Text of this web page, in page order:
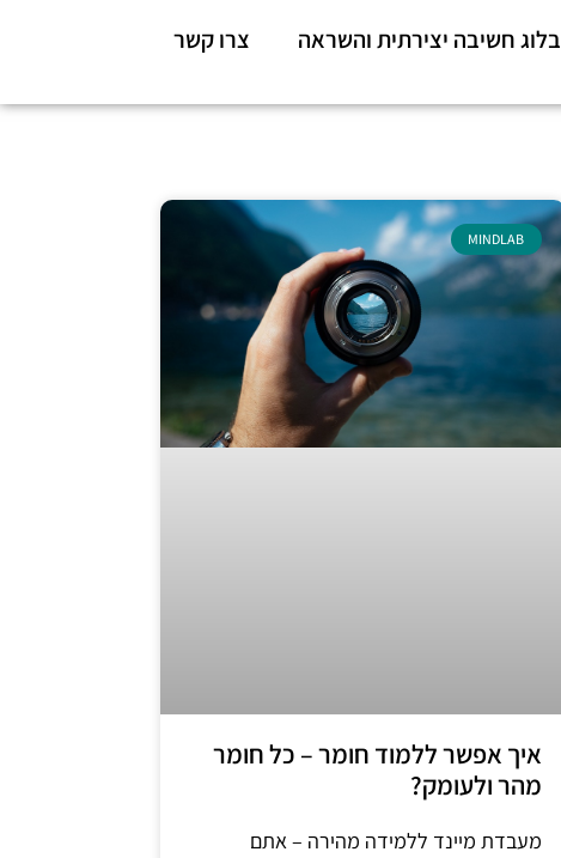
בלוג חשיבה יצירתית והשראה צרו קשר
MINDLAB
איך אפשר ללמוד חומר – כל חומר
מהר ולעומק?
מעבדת מיינד ללמידה מהירה – אתם